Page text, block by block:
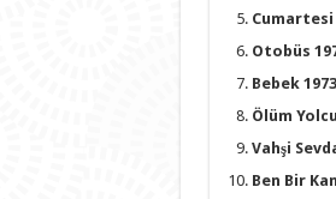
Cumartesi
Otobüs
Bebek 1973
Ölüm
Vahşi
Ben Bir